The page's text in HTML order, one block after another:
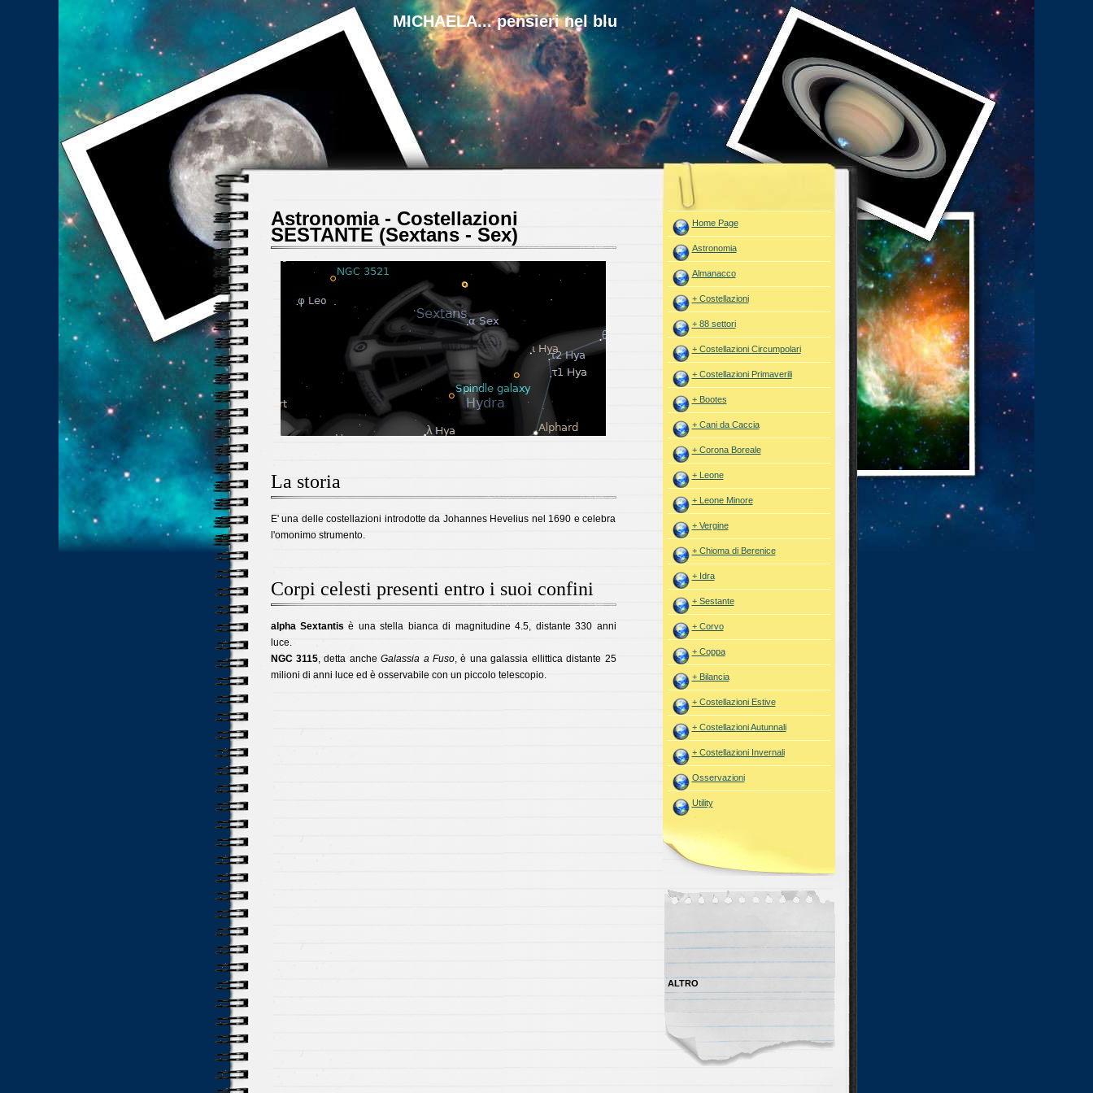
MICHAELA... pensieri nel blu
Astronomia - Costellazioni
SESTANTE (Sextans - Sex)
La storia
E' una delle costellazioni introdotte da Johannes Hevelius nel 1690 e celebra
l'omonimo strumento.
Corpi celesti presenti entro i suoi confini
alpha Sextantis è una stella bianca di magnitudine 4.5, distante 330 anni
luce.
NGC 3115, detta ancheGalassia a Fuso, è una galassia ellittica distante 25
milioni di anni luce ed è osservabile con un piccolo telescopio.
Home Page
Astronomia
Almanacco
+ Costellazioni
+ 88 settori
+ Costellazioni Circumpolari
+ Costellazioni Primaverili
+ Bootes
+ Cani da Caccia
+ Corona Boreale
+ Leone
+ Leone Minore
+ Vergine
+ Chioma di Berenice
+ Idra
+ Sestante
+ Corvo
+ Coppa
+ Bilancia
+ Costellazioni Estive
+ Costellazioni Autunnali
+ Costellazioni Invernali
Osservazioni
Utility
ALTRO